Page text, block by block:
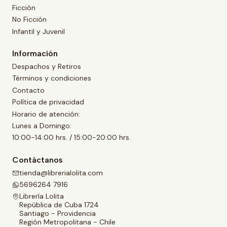
Ficción
No Ficción
Infantil y Juvenil
Información
Despachos y Retiros
Términos y condiciones
Contacto
Política de privacidad
Horario de atención:
Lunes a Domingo:
10:00-14:00 hrs. / 15:00-20:00 hrs.
Contáctanos
tienda@librerialolita.com
5696264 7916
Librería Lolita
República de Cuba 1724
Santiago - Providencia
Región Metropolitana - Chile